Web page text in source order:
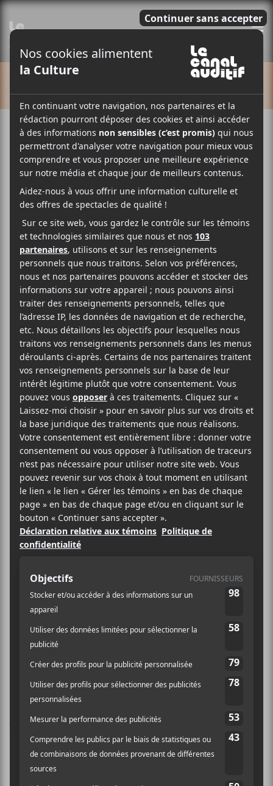
Cet évènement est passé.
Random Recipe (Montréal en
lumière)
2018-03-01 @ 20:00-22:3028.75$
AJOUTER AU CALENDRIER
DÉTAILS
Date :
2018-03-01
Heure :
20:00 - 22:30
Prix :
28.75$
Catégorie
d’Évènement:
Spectacle
Site :
a/fr/Random-
Recipe_2446
LIEU
Club Soda
1225, Boul. St-Laurent
Montréal,H2X 2S6
Canada
Téléphone
514-286-1010
Voir Lieu site web
Laissez un commentaire
Commentaire